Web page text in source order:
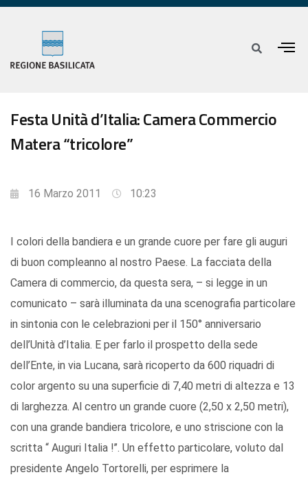
Festa Unità d’Italia: Camera Commercio
Matera “tricolore”
16 Marzo 2011 10:23
I colori della bandiera e un grande cuore per fare gli auguri
di buon compleanno al nostro Paese. La facciata della
Camera di commercio, da questa sera, – si legge in un
comunicato – sarà illuminata da una scenografia particolare
in sintonia con le celebrazioni per il 150° anniversario
dell’Unità d’Italia. E per farlo il prospetto della sede
dell’Ente, in via Lucana, sarà ricoperto da 600 riquadri di
color argento su una superficie di 7,40 metri di altezza e 13
di larghezza. Al centro un grande cuore (2,50 x 2,50 metri),
con una grande bandiera tricolore, e uno striscione con la
scritta “ Auguri Italia !’’. Un effetto particolare, voluto dal
presidente Angelo Tortorelli, per esprimere la